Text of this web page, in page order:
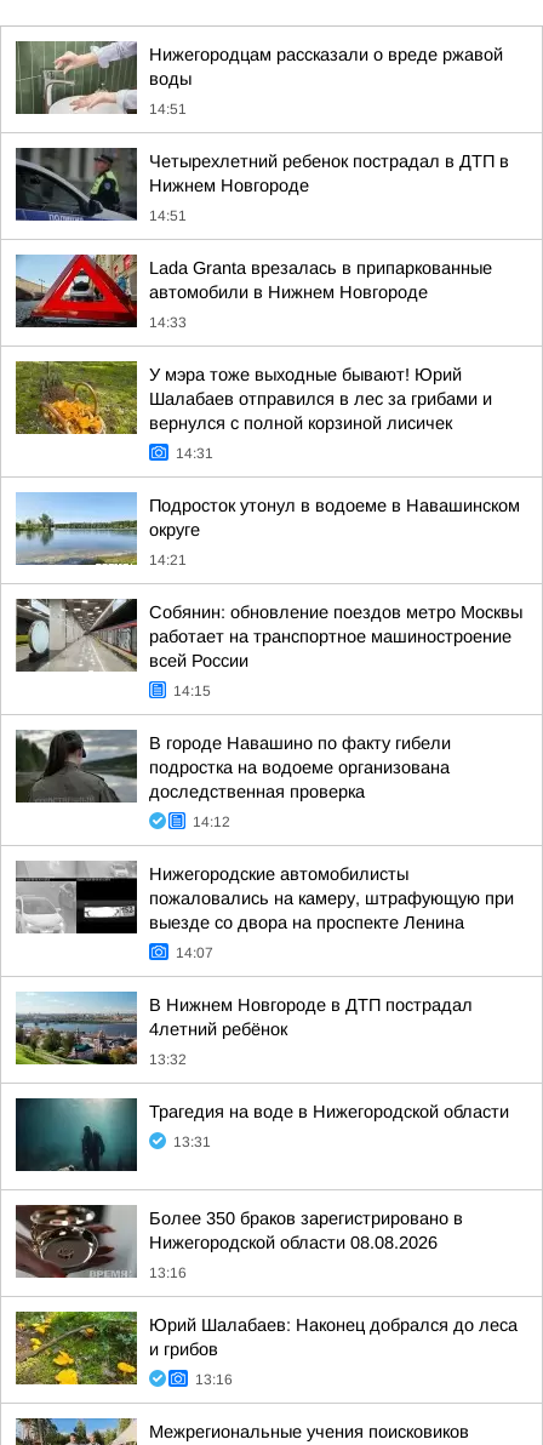
Нижегородцам рассказали о вреде ржавой
воды
14:51
Четырехлетний ребенок пострадал в ДТП в
Нижнем Новгороде
14:51
Lada Granta врезалась в припаркованные
автомобили в Нижнем Новгороде
14:33
У мэра тоже выходные бывают! Юрий
Шалабаев отправился в лес за грибами и
вернулся с полной корзиной лисичек
14:31
Подросток утонул в водоеме в Навашинском
округе
14:21
Собянин: обновление поездов метро Москвы
работает на транспортное машиностроение
всей России
14:15
В городе Навашино по факту гибели
подростка на водоеме организована
доследственная проверка
14:12
Нижегородские автомобилисты
пожаловались на камеру, штрафующую при
выезде со двора на проспекте Ленина
14:07
В Нижнем Новгороде в ДТП пострадал
4летний ребёнок
13:32
Трагедия на воде в Нижегородской области
13:31
Более 350 браков зарегистрировано в
Нижегородской области 08.08.2026
13:16
Юрий Шалабаев: Наконец добрался до леса
и грибов
13:16
Межрегиональные учения поисковиков